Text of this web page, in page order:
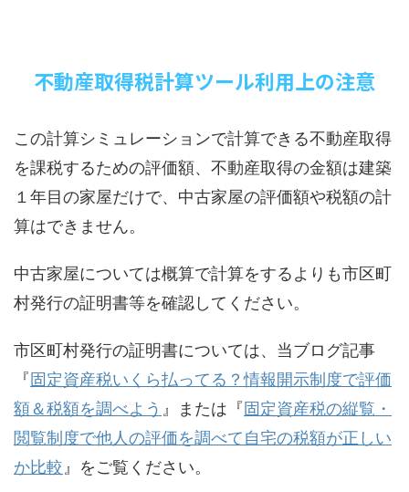
不動産取得税計算ツール利用上の注意
この計算シミュレーションで計算できる不動産取得
を課税するための評価額、不動産取得の金額は建築
１年目の家屋だけで、中古家屋の評価額や税額の計
算はできません。
中古家屋については概算で計算をするよりも市区町
村発行の証明書等を確認してください。
市区町村発行の証明書については、当ブログ記事
『固定資産税いくら払ってる？情報開示制度で評価
額＆税額を調べよう 』または『固定資産税の縦覧・
閲覧制度で他人の評価を調べて自宅の税額が正しい
か比較 』をご覧ください。